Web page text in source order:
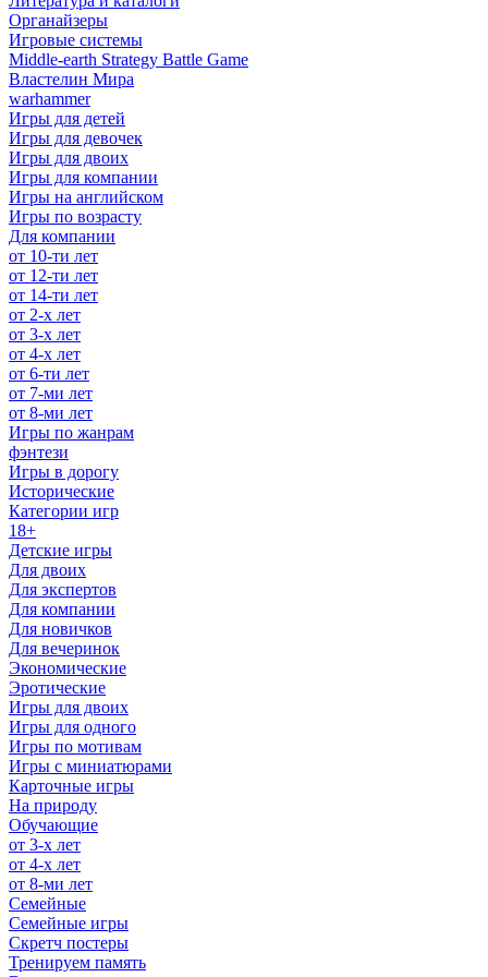
Органайзеры
Игровые системы
Middle-earth Strategy Battle Game
Властелин Мира
warhammer
Игры для детей
Игры для девочек
Игры для двоих
Игры для компании
Игры на английском
Игры по возрасту
Для компании
от 10-ти лет
от 12-ти лет
от 14-ти лет
от 2-х лет
от 3-х лет
от 4-х лет
от 6-ти лет
от 7-ми лет
от 8-ми лет
Игры по жанрам
фэнтези
Игры в дорогу
Исторические
Категории игр
18+
Детские игры
Для двоих
Для экспертов
Для компании
Для новичков
Для вечеринок
Экономические
Эротические
Игры для двоих
Игры для одного
Игры по мотивам
Игры с миниатюрами
Карточные игры
На природу
Обучающие
от 3-х лет
от 4-х лет
от 8-ми лет
Семейные
Семейные игры
Скретч постеры
Тренируем память